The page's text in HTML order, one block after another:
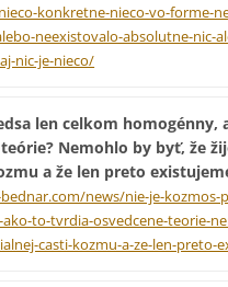
konkretne-nieco-vo-forme-
neexistovalo-absolutne-nic-
nic-je-nieco/
len celkom homogénny,
Nemohlo by byť, že
a že len preto
news/nie-je-kozmos-
to-tvrdia-osvedcene-teorie-
casti-kozmu-a-ze-len-preto-